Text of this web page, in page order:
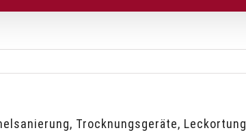
Trocknungsgeräte, Leckortung